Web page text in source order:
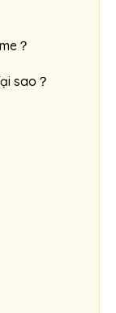
？
sao？